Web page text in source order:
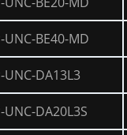
UNC-BE40-MD
UNC-DA13L3
UNC-DA20L3S